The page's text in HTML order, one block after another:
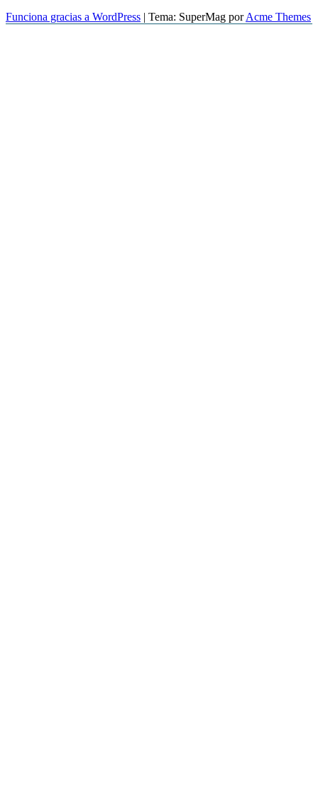
Funciona gracias a WordPress | Tema: SuperMag porAcme Themes